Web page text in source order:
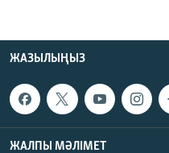
ЖАЗЫЛЫҢЫЗ
ЖАЛПЫ МӘЛІМЕТ